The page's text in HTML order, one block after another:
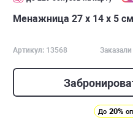
Менажница 27 х 14 х 5
Артикул: 13568
До 20%